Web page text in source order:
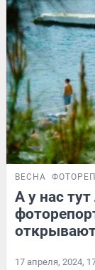
ВЕСНА
А у нас
17 апреля, 2024,